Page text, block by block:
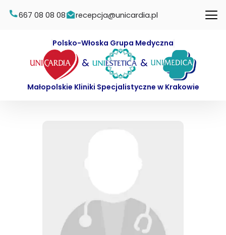
667 08 08 08 recepcja@unicardia.pl
Polsko-Włoska Grupa Medyczna
& &
Małopolskie Kliniki Specjalistyczne w Krakowie